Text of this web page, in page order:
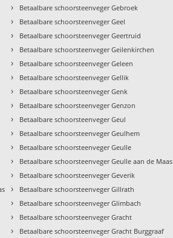
› Betaalbare schoorsteenveger Gebroek
› Betaalbare schoorsteenveger Geel
› Betaalbare schoorsteenveger Geertruid
› Betaalbare schoorsteenveger Geilenkirchen
› Betaalbare schoorsteenveger Geleen
› Betaalbare schoorsteenveger Gellik
› Betaalbare schoorsteenveger Genk
› Betaalbare schoorsteenveger Genzon
› Betaalbare schoorsteenveger Geul
› Betaalbare schoorsteenveger Geulhem
› Betaalbare schoorsteenveger Geulle
› Betaalbare schoorsteenveger Geulle aan de Maas
› Betaalbare schoorsteenveger Geverik
› Betaalbare schoorsteenveger Gillrath
› Betaalbare schoorsteenveger Glimbach
› Betaalbare schoorsteenveger Gracht
› Betaalbare schoorsteenveger Gracht Burggraaf